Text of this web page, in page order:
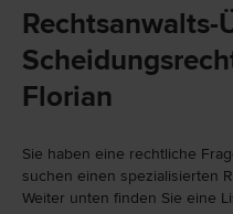
Rechtsanwalts-
Florian
Sie haben eine rechtliche
suchen einen spezialisierten
Weiter unten finden Sie eine